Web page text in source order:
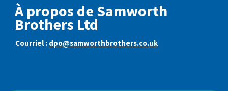
À propos de Samworth
Brothers Ltd
Courriel : dpo@samworthbrothers.co.uk